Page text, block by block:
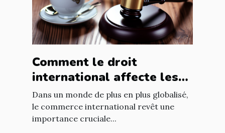
Comment le droit
international affecte les
accords commerciaux
Dans un monde de plus en plus globalisé,
le commerce international revêt une
importance cruciale...